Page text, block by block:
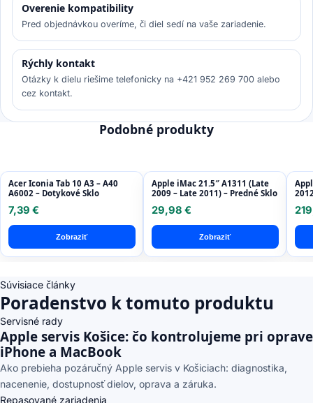
Overenie kompatibility
Pred objednávkou overíme, či diel sedí na vaše zariadenie.
Rýchly kontakt
Otázky k dielu riešime telefonicky na +421 952 269 700 alebo
cez kontakt.
Podobné produkty
Acer Iconia Tab 10 A3 – A40
A6002 – Dotykové Sklo
7,39 €
Zobraziť
Apple iMac 21.5″ A1311 (Late
2009 – Late 2011) – Predné Sklo
29,98 €
Zobraziť
Súvisiace články
Poradenstvo k tomuto produktu
Servisné rady
Apple servis Košice: čo kontrolujeme pri oprave
iPhone a MacBook
Ako prebieha pozáručný Apple servis v Košiciach: diagnostika,
nacenenie, dostupnosť dielov, oprava a záruka.
Repasované zariadenia